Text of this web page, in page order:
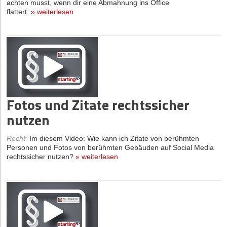
achten musst, wenn dir eine Abmahnung ins Office
flattert. » weiterlesen
Fotos und Zitate rechtssicher
nutzen
Recht: Im diesem Video: Wie kann ich Zitate von berühmten
Personen und Fotos von berühmten Gebäuden auf Social Media
rechtssicher nutzen? » weiterlesen